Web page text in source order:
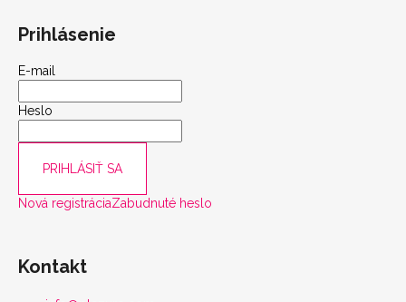
Prihlásenie
E-mail
Heslo
PRIHLÁSIŤ SA
Nová registráciaZabudnuté heslo
Kontakt